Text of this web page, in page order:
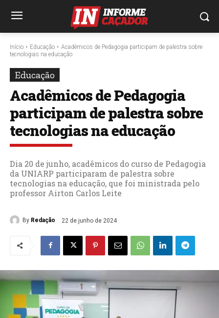
Início Educação
Acadêmicos de Pedagogia participam de palestra sobre
tecnologias na educação
Educação
Acadêmicos de Pedagogia
participam de palestra sobre
tecnologias na educação
Dia 20 de junho, acadêmicos do curso de Pedagogia
da UNIARP participaram de palestra sobre
tecnologias na educação, que foi ministrada pelo
professor Airton Carlos Leite
By Redação 22 de junho de 2024